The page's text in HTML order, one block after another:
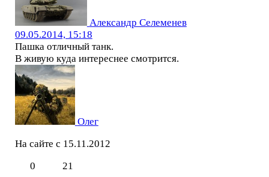
Александр Селеменев
09.05.2014, 15:18
Пашка отличный танк.
В живую куда интереснее смотрится.
Олег
На сайте с 15.11.2012
0
21